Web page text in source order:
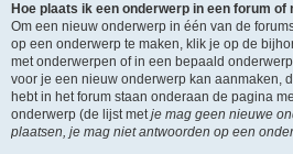
Hoe plaats ik een onderwerp in een forum of
Om een nieuw onderwerp in één van de
op een onderwerp te maken, klik je op de
met onderwerpen of in een bepaald
voor je een nieuw onderwerp kan aanmaken,
hebt in het forum staan onderaan de pagina
onderwerp (de lijst metje mag geen nieuwe
plaatsen, je mag niet antwoorden op een